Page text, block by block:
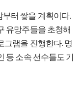
터 쌓을 계획이다.
유망주들을 초청해
그램을 진행한다. 명
등 소속 선수들도 기